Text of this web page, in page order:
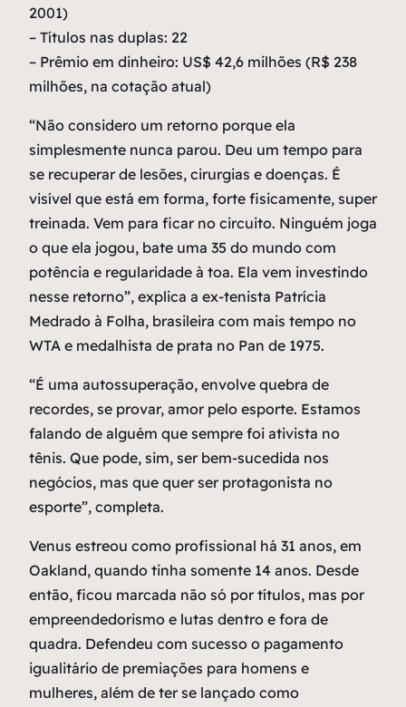
2001)
– Títulos nas duplas: 22
– Prêmio em dinheiro: US$ 42,6 milhões (R$ 238
milhões, na cotação atual)
“Não considero um retorno porque ela
simplesmente nunca parou. Deu um tempo para
se recuperar de lesões, cirurgias e doenças. É
visível que está em forma, forte fisicamente, super
treinada. Vem para ficar no circuito. Ninguém joga
o que ela jogou, bate uma 35 do mundo com
potência e regularidade à toa. Ela vem investindo
nesse retorno”, explica a ex-tenista Patrícia
Medrado à Folha, brasileira com mais tempo no
WTA e medalhista de prata no Pan de 1975.
“É uma autossuperação, envolve quebra de
recordes, se provar, amor pelo esporte. Estamos
falando de alguém que sempre foi ativista no
tênis. Que pode, sim, ser bem-sucedida nos
negócios, mas que quer ser protagonista no
esporte”, completa.
Venus estreou como profissional há 31 anos, em
Oakland, quando tinha somente 14 anos. Desde
então, ficou marcada não só por títulos, mas por
empreendedorismo e lutas dentro e fora de
quadra. Defendeu com sucesso o pagamento
igualitário de premiações para homens e
mulheres, além de ter se lançado como